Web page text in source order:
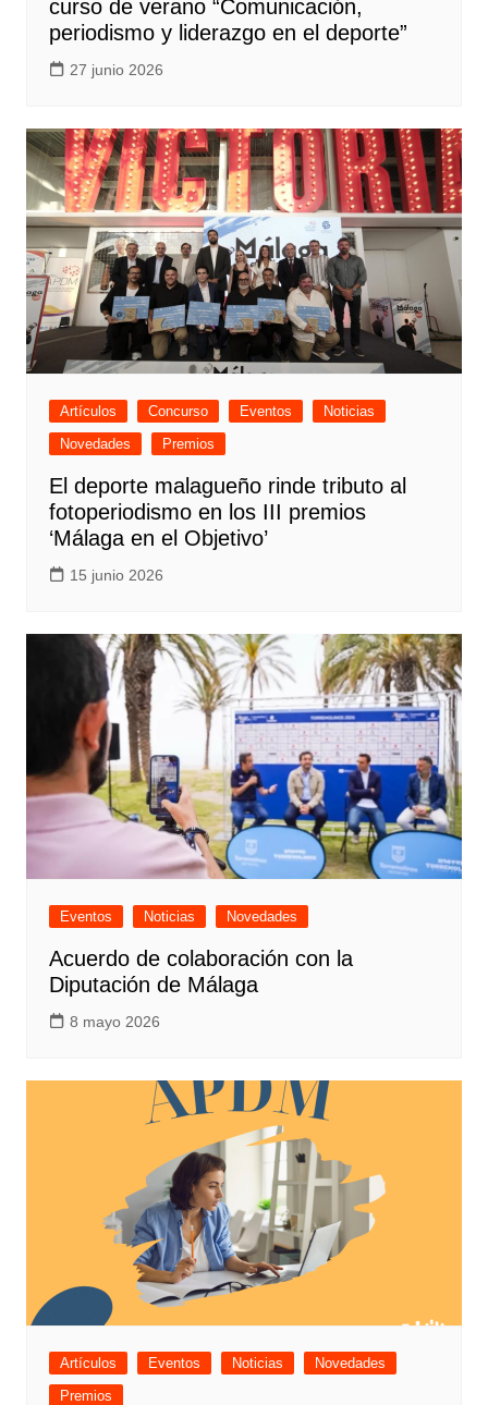
curso de verano “Comunicación,
periodismo y liderazgo en el deporte”
27 junio 2026
Artículos Concurso Eventos
Noticias
Novedades
Premios
El deporte malagueño rinde tributo al
fotoperiodismo en los III premios
‘Málaga en el Objetivo’
15 junio 2026
Eventos Noticias Novedades
Acuerdo de colaboración con la
Diputación de Málaga
8 mayo 2026
Artículos Eventos Noticias
Novedades
Premios